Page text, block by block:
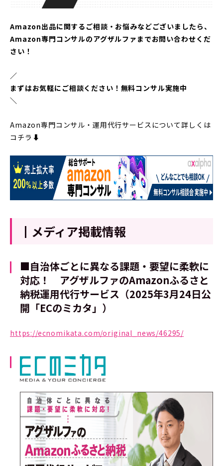
Amazon出品に関するご相談・お悩みなどございましたら、
Amazon専門コンサルのアグザルファまでお問い合わせくだ
さい！
／
まずはお気軽にご相談ください！無料コンサル実施中
＼
Amazon専門コンサル・運用代行サービスについて詳しくは
コチラ⬇︎
┃メディア掲載情報
■自治体ごとに異なる課題・要望に柔軟に
対応！ アグザルファのAmazonふるさと
納税運用代行サービス （2025年3月24日公
開「ECのミカタ」）
https://ecnomikata.com/original_news/46295/